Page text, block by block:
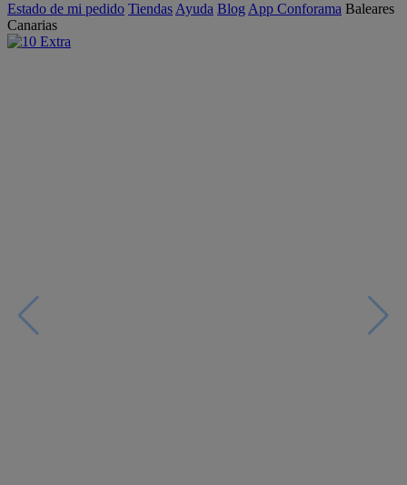
Estado de mi pedido Tiendas Ayuda Blog App Conforama Baleares
Canarias